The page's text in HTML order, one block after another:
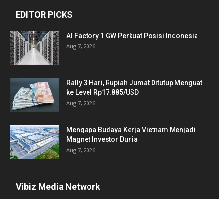
EDITOR PICKS
AI Factory 1 GW Perkuat Posisi Indonesia
Aug 7, 2026
Rally 3 Hari, Rupiah Jumat Ditutup Menguat
ke Level Rp17.885/USD
Aug 7, 2026
Mengapa Budaya Kerja Vietnam Menjadi
Magnet Investor Dunia
Aug 7, 2026
Vibiz Media Network